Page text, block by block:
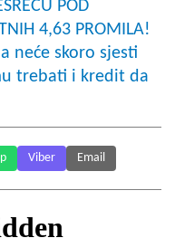
POD
4,63 PROMILA!
neće skoro sjesti
trebati i kredit da
Viber Email